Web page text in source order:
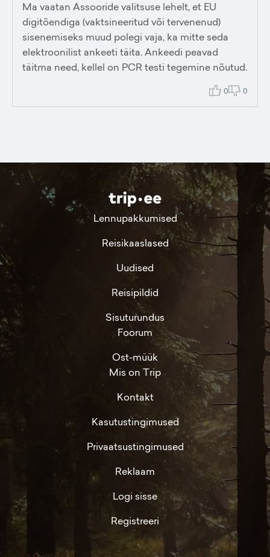
Ma vaatan Assooride valitsuse lehelt, et EU
digitõendiga (vaktsineeritud või tervenenud)
sisenemiseks muud polegi vaja, ka mitte seda
elektroonilist ankeeti täita. Ankeedi peavad
täitma need, kellel on PCR testi tegemine nõutud.
0 0
Lennupakkumised
Reisikaaslased
Uudised
Reisipildid
Sisuturundus
Foorum
Ost-müük
Mis on Trip
Kontakt
Kasutustingimused
Privaatsustingimused
Reklaam
Logi sisse
Registreeri